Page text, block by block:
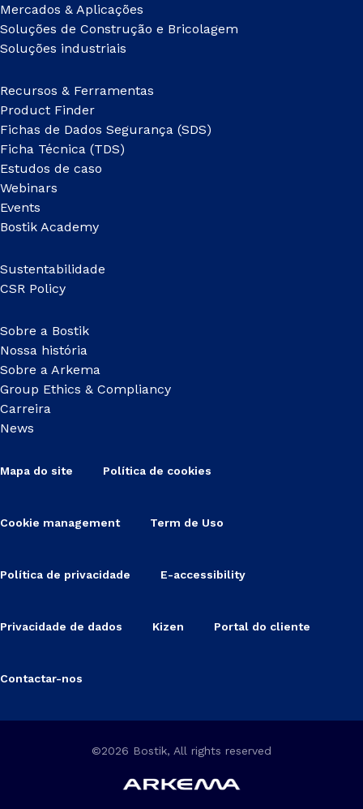
Mercados & Aplicações
Soluções de Construção e Bricolagem
Soluções industriais
Recursos & Ferramentas
Product Finder
Fichas de Dados Segurança (SDS)
Ficha Técnica (TDS)
Estudos de caso
Webinars
Events
Bostik Academy
Sustentabilidade
CSR Policy
Sobre a Bostik
Nossa história
Sobre a Arkema
Group Ethics & Compliancy
Carreira
News
Mapa do site Política de cookies
Cookie management Term de Uso
Política de privacidade E-accessibility
Privacidade de dados Kizen Portal do cliente
Contactar-nos
©2026 Bostik, All rights reserved